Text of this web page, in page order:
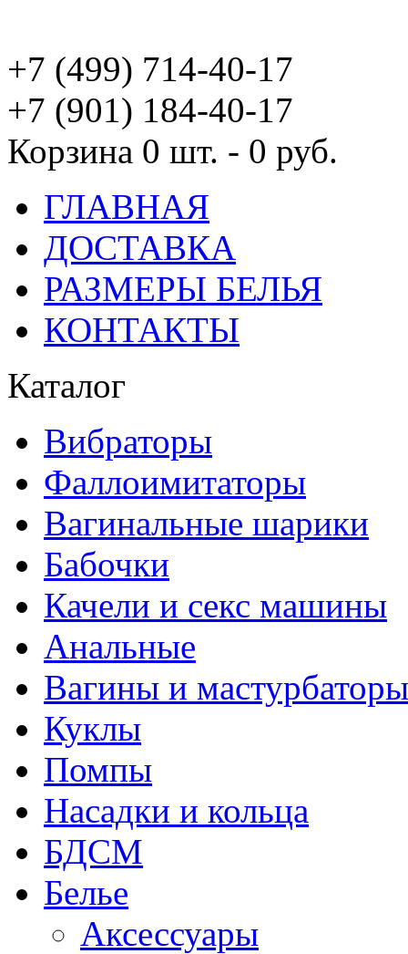
+7 (499) 714-40-17
+7 (901) 184-40-17
Корзина 0 шт. - 0 руб.
ГЛАВНАЯ
ДОСТАВКА
РАЗМЕРЫ БЕЛЬЯ
КОНТАКТЫ
Каталог
Вибраторы
Фаллоимитаторы
Вагинальные шарики
Бабочки
Качели и секс машины
Анальные
Вагины и мастурбаторы
Куклы
Помпы
Насадки и кольца
БДСМ
Белье
Аксессуары